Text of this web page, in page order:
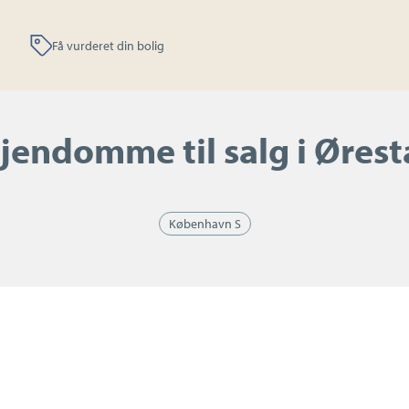
Få vurderet din bolig
til salg i
København S